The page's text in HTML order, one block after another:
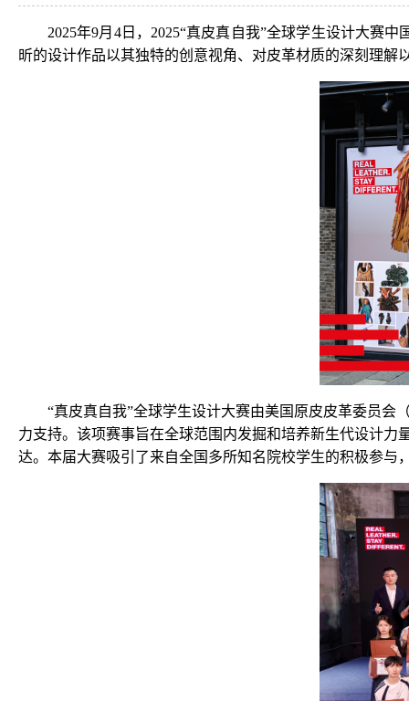
2025年9月4日，2025“真皮真自我”全球学生设计大赛
昕的设计作品以其独特的创意视角、对皮革材质的深刻理
“真皮真自我”全球学生设计大赛由美国原皮皮革委员会
力支持。该项赛事旨在全球范围内发掘和培养新生代设计
达。本届大赛吸引了来自全国多所知名院校学生的积极参与